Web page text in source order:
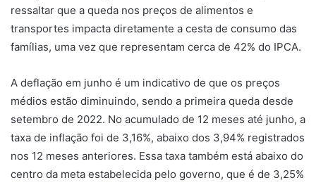
ressaltar que a queda nos preços de alimentos e
transportes impacta diretamente a cesta de consumo das
famílias, uma vez que representam cerca de 42% do IPCA.
A deflação em junho é um indicativo de que os preços
médios estão diminuindo, sendo a primeira queda desde
setembro de 2022. No acumulado de 12 meses até junho, a
taxa de inflação foi de 3,16%, abaixo dos 3,94% registrados
nos 12 meses anteriores. Essa taxa também está abaixo do
centro da meta estabelecida pelo governo, que é de 3,25%